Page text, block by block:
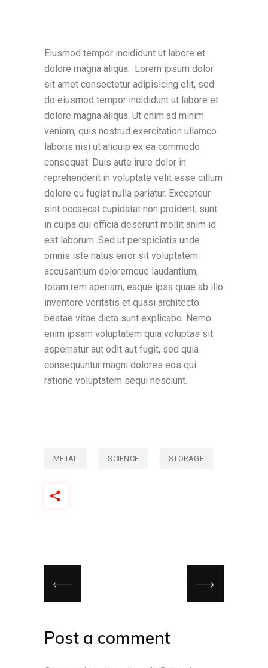
Eiusmod tempor incididunt ut labore et
dolore magna aliqua. Lorem ipsum dolor
sit amet consectetur adipisicing elit, sed
do eiusmod tempor incididunt ut labore et
dolore magna aliqua. Ut enim ad minim
veniam, quis nostrud exercitation ullamco
laboris nisi ut aliquip ex ea commodo
consequat. Duis aute irure dolor in
reprehenderit in voluptate velit esse cillum
dolore eu fugiat nulla pariatur. Excepteur
sint occaecat cupidatat non proident, sunt
in culpa qui officia deserunt mollit anim id
est laborum. Sed ut perspiciatis unde
omnis iste natus error sit voluptatem
accusantium doloremque laudantium,
totam rem aperiam, eaque ipsa quae ab illo
inventore veritatis et quasi architecto
beatae vitae dicta sunt explicabo. Nemo
enim ipsam voluptatem quia voluptas sit
aspernatur aut odit aut fugit, sed quia
consequuntur magni dolores eos qui
ratione voluptatem sequi nesciunt.
METAL SCIENCE STORAGE
Post a comment